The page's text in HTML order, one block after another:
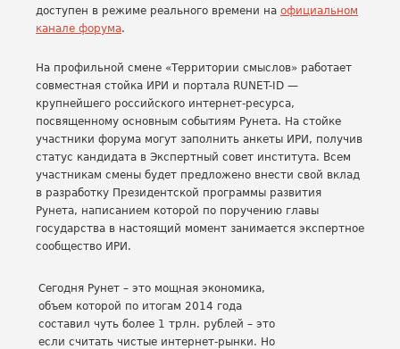
доступен в режиме реального времени на официальном
канале форума.
На профильной смене «Территории смыслов» работает
совместная стойка ИРИ и портала RUNET-ID —
крупнейшего российского интернет-ресурса,
посвященному основным событиям Рунета. На стойке
участники форума могут заполнить анкеты ИРИ, получив
статус кандидата в Экспертный совет института. Всем
участникам смены будет предложено внести свой вклад
в разработку Президентской программы развития
Рунета, написанием которой по поручению главы
государства в настоящий момент занимается экспертное
сообщество ИРИ.
Сегодня Рунет – это мощная экономика,
объем которой по итогам 2014 года
составил чуть более 1 трлн. рублей – это
если считать чистые интернет-рынки. Но